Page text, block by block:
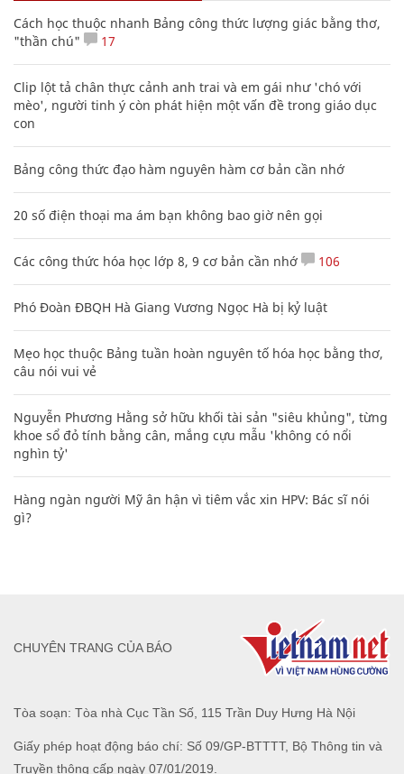
Cách học thuộc nhanh Bảng công thức lượng giác bằng thơ,
"thần chú"
17
Clip lột tả chân thực cảnh anh trai và em gái như 'chó với
mèo', người tinh ý còn phát hiện một vấn đề trong giáo dục
con
Bảng công thức đạo hàm nguyên hàm cơ bản cần nhớ
20 số điện thoại ma ám bạn không bao giờ nên gọi
Các công thức hóa học lớp 8, 9 cơ bản cần nhớ 106
Phó Đoàn ĐBQH Hà Giang Vương Ngọc Hà bị kỷ luật
Mẹo học thuộc Bảng tuần hoàn nguyên tố hóa học bằng thơ,
câu nói vui vẻ
Nguyễn Phương Hằng sở hữu khối tài sản "siêu khủng", từng
khoe sổ đỏ tính bằng cân, mắng cựu mẫu 'không có nổi
nghìn tỷ'
Hàng ngàn người Mỹ ân hận vì tiêm vắc xin HPV: Bác sĩ nói
gì?
Tòa soạn: Tòa nhà Cục Tần Số, 115 Trần Duy Hưng Hà Nội
Giấy phép hoạt động báo chí: Số 09/GP-BTTTT, Bộ Thông tin và
Truyền thông cấp ngày 07/01/2019.
CHUYÊN TRANG CỦA BÁO